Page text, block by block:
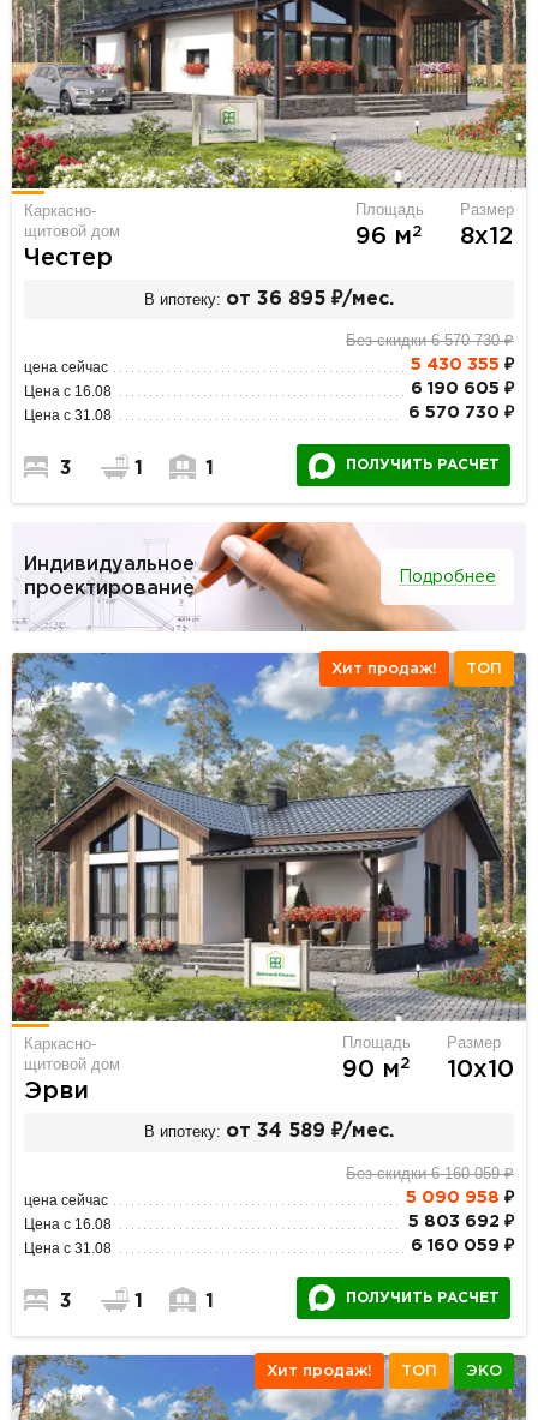
Каркасно-
щитовой дом
Честер
Площадь
96 м2
Размер
8х12
В ипотеку: от 36 895 ₽/мес.
Без скидки 6 570 730 ₽
цена сейчас 5 430 355 ₽
Цена с 16.08 6 190 605 ₽
Цена с 31.08 6 570 730 ₽
3 1 1 ПОЛУЧИТЬ РАСЧЕТ
Индивидуальное
проектирование
Подробнее
Хит продаж! ТОП
Каркасно-
щитовой дом
Эрви
Площадь
90 м2
Размер
10х10
В ипотеку: от 34 589 ₽/мес.
Без скидки 6 160 059 ₽
цена сейчас 5 090 958 ₽
Цена с 16.08 5 803 692 ₽
Цена с 31.08 6 160 059 ₽
3 1 1 ПОЛУЧИТЬ РАСЧЕТ
Хит продаж! ТОП ЭКО